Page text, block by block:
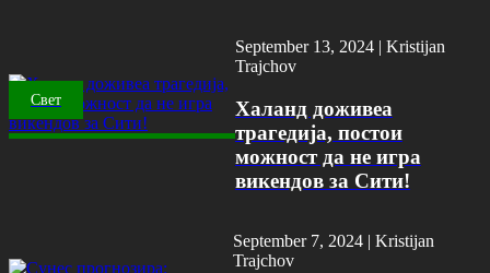
Свет
September 13, 2024 | Kristijan
Trajchov
Халанд доживеа
трагедија, постои
можност да не игра
викендов за Сити!
September 7, 2024 | Kristijan
Trajchov